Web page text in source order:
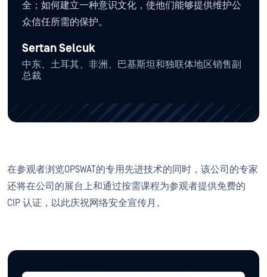
全；如何建立一种意识文化，使他们能够提供维护公
众信任所需的保护。
Sertan Selcuk
中东、土耳其、非洲、巴基斯坦和独联体地区销售副
总裁
在参观者浏览OPSWAT的专用先进技术的同时，该公司的专家
还将在公司的展台上和通过按需课程为参观者提供免费的
CIP 认证，以此庆祝网络安全宣传月。